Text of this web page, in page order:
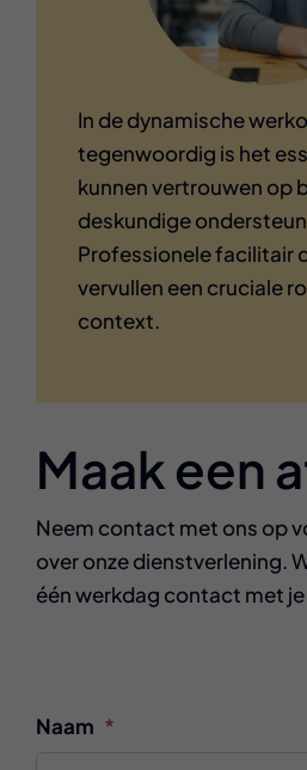
In de dynamische
tegenwoordig is het
kunnen vertrouwen op
deskundige
Professionele facilitair
vervullen een cruciale
context.
Maak een
Neem contact met ons op
over onze dienstverlening.
één werkdag contact met
Naam *